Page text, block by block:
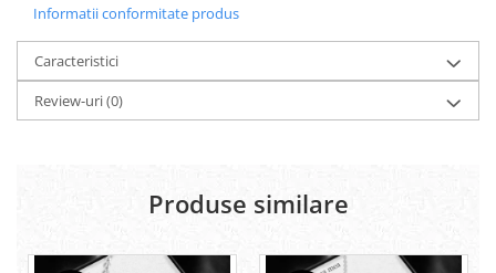
Informatii conformitate produs
Caracteristici
Review-uri(0)
Produse similare